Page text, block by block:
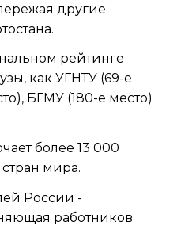
другие
рейтинге
как УГНТУ (69-е
БГМУ (180-е место)
более 13 000
мира.
России -
работников